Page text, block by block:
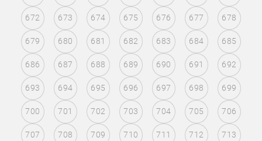
672 673 674 675 676 677 678
679 680 681 682 683 684 685
686 687 688 689 690 691 692
693 694 695 696 697 698 699
700 701 702 703 704 705 706
707 708 709 710 711 712 713